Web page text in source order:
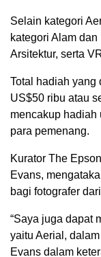
Selain kategori
kategori Alam
Arsitektur, serta
Total hadiah yang
US$50 ribu atau
mencakup hadiah
para pemenang.
Kurator The
Evans,
bagi fotografer
“Saya juga dapat
yaitu Aerial,
Evans dalam